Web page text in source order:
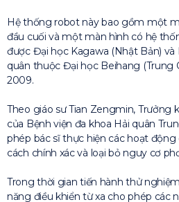
Hệ thống robot này bao gồm một
đầu cuối và một màn hình có hệ
được Đại học Kagawa (Nhật Bản) và
quân thuộc Đại học Beihang (Trung
2009.
Theo giáo sư Tian Zengmin, Trưởng
của Bệnh viện đa khoa Hải quân
phép bác sĩ thực hiện các hoạt
cách chính xác và loại bỏ nguy cơ
Trong thời gian tiến hành thử
năng điều khiển từ xa cho phép các